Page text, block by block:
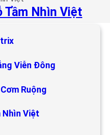
Tầm Nhìn Việt
Viễn Đông
Ruộng
Nhìn Việt